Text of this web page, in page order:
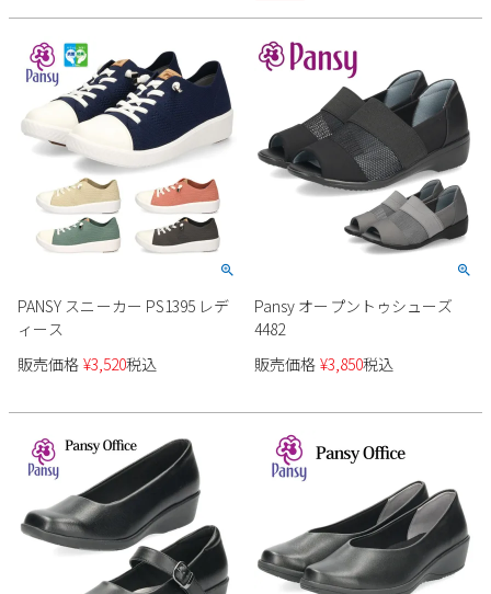
PANSY スニーカー PS1395 レデ
ィース
販売価格 ¥3,520税込
Pansy オープントゥシューズ
4482
販売価格 ¥3,850税込